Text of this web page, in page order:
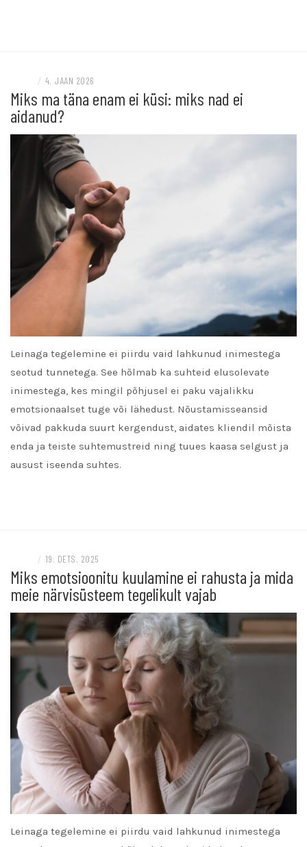
/ 4. JAAN 2026
Miks ma täna enam ei küsi: miks nad ei
aidanud?
Leinaga tegelemine ei piirdu vaid lahkunud inimestega
seotud tunnetega. See hõlmab ka suhteid elusolevate
inimestega, kes mingil põhjusel ei paku vajalikku
emotsionaalset tuge või lähedust. Nõustamisseansid
võivad pakkuda suurt kergendust, aidates kliendil mõista
enda ja teiste suhtemustreid ning tuues kaasa selgust ja
ausust iseenda suhtes.
/ 19. DETS. 2025
Miks emotsioonitu kuulamine ei rahusta ja mida
meie närvisüsteem tegelikult vajab
Leinaga tegelemine ei piirdu vaid lahkunud inimestega